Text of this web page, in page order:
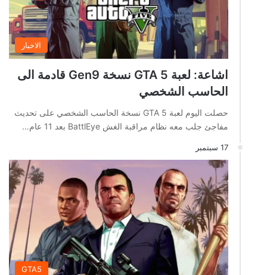
الاخبار
اشاعة: لعبة GTA 5 نسخة Gen9 قادمة الى
الحاسب الشخصي
حصلت اليوم لعبة GTA 5 نسخة الحاسب الشخصي على تحديث
مفاجئ جلب معه نظام مراقبة الغش BattlEye بعد 11 عام…
17 سبتمبر
GTA5